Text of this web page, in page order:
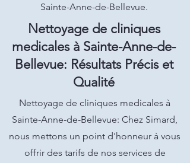
Sainte-Anne-de-Bellevue.
Nettoyage de cliniques
medicales à Sainte-Anne-de-
Bellevue: Résultats Précis et
Qualité
Nettoyage de cliniques medicales à
Sainte-Anne-de-Bellevue: Chez Simard,
nous mettons un point d'honneur à vous
offrir des tarifs de nos services de